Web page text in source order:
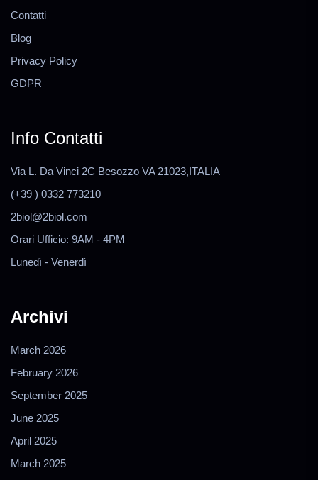
Contatti
Blog
Privacy Policy
GDPR
Info Contatti
Via L. Da Vinci 2C Besozzo VA 21023,ITALIA
(+39 ) 0332 773210
2biol@2biol.com
Orari Ufficio: 9AM - 4PM
Lunedì - Venerdì
Archivi
March 2026
February 2026
September 2025
June 2025
April 2025
March 2025